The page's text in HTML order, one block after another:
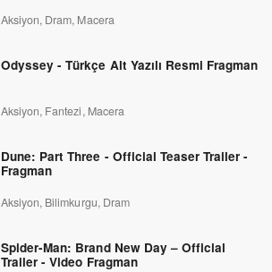
Aksiyon, Dram, Macera
Odyssey - Türkçe Alt Yazılı Resmi Fragman
Aksiyon, Fantezi, Macera
Dune: Part Three - Official Teaser Trailer -
Fragman
Aksiyon, Bilimkurgu, Dram
Spider-Man: Brand New Day – Official
Trailer - Video Fragman